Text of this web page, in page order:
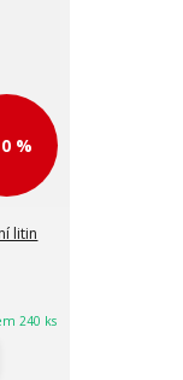
%
litin
240 ks